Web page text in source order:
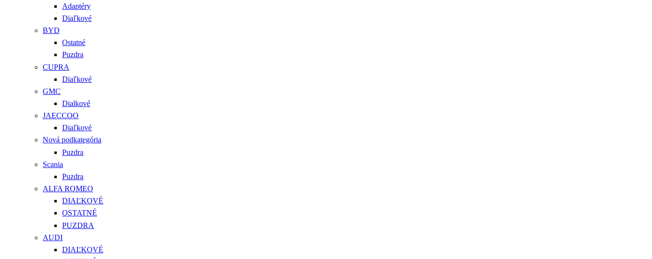
Adaptéry
Diaľkové
BYD
Ostatné
Puzdra
CUPRA
Diaľkové
GMC
Dialkové
JAECCOO
Diaľkové
Nová podkategória
Puzdra
Scania
Puzdra
ALFA ROMEO
DIAĽKOVÉ
OSTATNÉ
PUZDRA
AUDI
DIAĽKOVÉ